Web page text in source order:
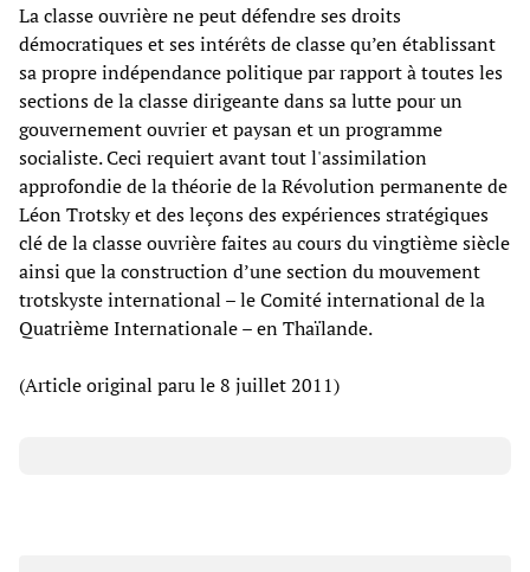
La classe ouvrière ne peut défendre ses droits
démocratiques et ses intérêts de classe qu’en établissant
sa propre indépendance politique par rapport à toutes les
sections de la classe dirigeante dans sa lutte pour un
gouvernement ouvrier et paysan et un programme
socialiste. Ceci requiert avant tout l'assimilation
approfondie de la théorie de la Révolution permanente de
Léon Trotsky et des leçons des expériences stratégiques
clé de la classe ouvrière faites au cours du vingtième siècle
ainsi que la construction d’une section du mouvement
trotskyste international – le Comité international de la
Quatrième Internationale – en Thaïlande.
(Article original paru le 8 juillet 2011)